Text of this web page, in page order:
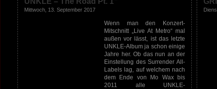
Mittwoch, 13. September 2017
Wenn man den Konzert-
Mitschnitt „Live At Metro“ mal
außen vor lässt, ist das letzte
UNKLE-Album ja schon einige
Jahre her. Ob das nun an der
Einstellung des Surrender All-
Labels lag, auf welchem nach
dem Ende von Mo Wax bis
2011 alle UNKLE-